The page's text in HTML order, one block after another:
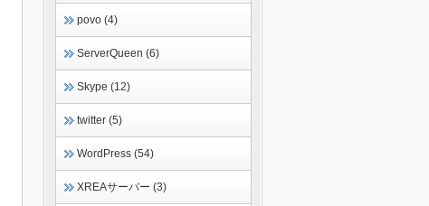
povo (4)
ServerQueen (6)
Skype (12)
twitter (5)
WordPress (54)
XREAサーバー (3)